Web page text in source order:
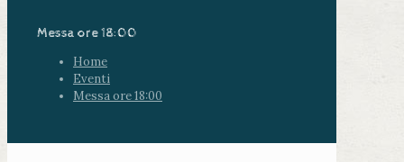
Messa ore 18:00
Home
Eventi
Messa ore 18:00